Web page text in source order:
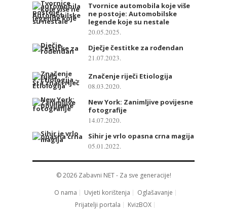
Tvornice automobila koje više
ne postoje: Automobilske
legende koje su nestale
20.05.2025.
Dječje čestitke za rođendan
21.07.2023.
Značenje riječi Etiologija
08.03.2020.
New York: Zanimljive povijesne
fotografije
14.07.2020.
Sihir je vrlo opasna crna magija
05.01.2022.
© 2026 Zabavni NET- Za sve generacije!
O nama
Uvjeti korištenja
Oglašavanje
Prijatelji portala
KvizBOX